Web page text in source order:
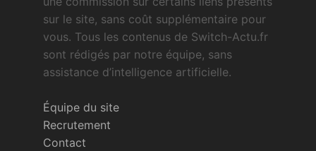
sur le site, sans coût supplémentaire pour
vous. Tous les contenus de Switch-Actu.fr
sont rédigés par notre équipe, sans
assistance d’intelligence artificielle.
Équipe du site
Recrutement
Contact